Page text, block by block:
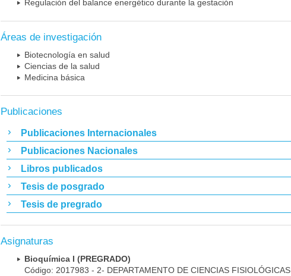
Regulación del balance energético durante la gestación
Áreas de investigación
Biotecnología en salud
Ciencias de la salud
Medicina básica
Publicaciones
Publicaciones Internacionales
Publicaciones Nacionales
Libros publicados
Tesis de posgrado
Tesis de pregrado
Asignaturas
Bioquímica I (PREGRADO)
Código: 2017983 - 2- DEPARTAMENTO DE CIENCIAS FISIOLÓGICAS